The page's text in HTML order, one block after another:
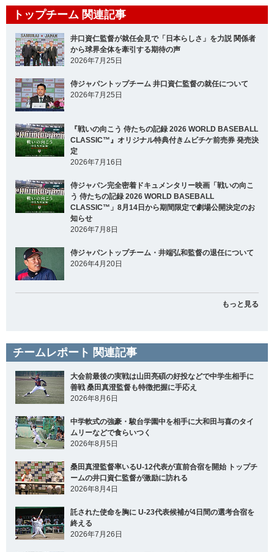
トップチーム 関連記事
井口資仁監督が就任会見で「日本らしさ」を力説 関係者
から球界全体を牽引する期待の声
2026年7月25日
侍ジャパントップチーム 井口資仁監督の就任について
2026年7月25日
『戦いの向こう 侍たちの記録 2026 WORLD BASEBALL
CLASSIC™』オリジナル特典付きムビチケ前売券 発売決
定
2026年7月16日
侍ジャパン完全密着ドキュメンタリー映画「戦いの向こ
う 侍たちの記録 2026 WORLD BASEBALL
CLASSIC™」8月14日から期間限定で劇場公開決定のお
知らせ
2026年7月8日
侍ジャパントップチーム・井端弘和監督の退任について
2026年4月20日
もっと見る
チームレポート 関連記事
大会前最後の実戦は山田亮碩の好投などで中学生相手に
善戦 桑田真澄監督も特徴把握に手応え
2026年8月6日
中学軟式の強豪・駿台学園中を相手に大和田与喜のタイ
ムリーなどで食らいつく
2026年8月5日
桑田真澄監督率いるU-12代表が直前合宿を開始 トップチ
ームの井口資仁監督が激励に訪れる
2026年8月4日
託された使命を胸に U-23代表候補が4日間の選考合宿を
終える
2026年7月26日